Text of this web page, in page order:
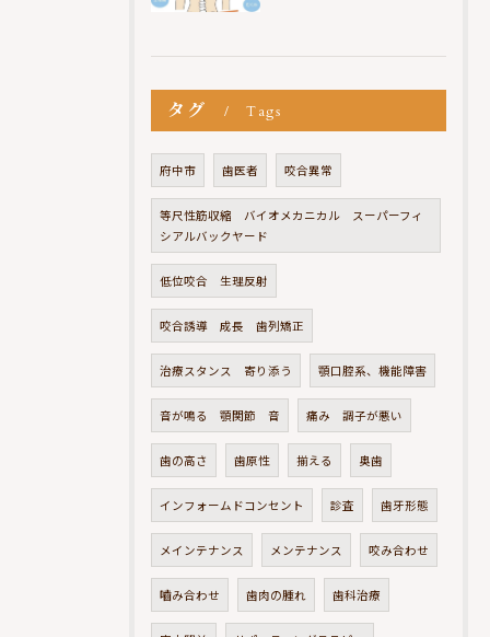
タグ Tags
府中市 歯医者 咬合異常
等尺性筋収縮 バイオメカニカル スーパーフィ
シアルバックヤード
低位咬合 生理反射
咬合誘導 成長 歯列矯正
治療スタンス 寄り添う 顎口腔系、機能障害
音が鳴る 顎関節 音 痛み 調子が悪い
歯の高さ 歯原性 揃える 奥歯
インフォームドコンセント 診査 歯牙形態
メインテナンス メンテナンス 咬み合わせ
嚙み合わせ 歯肉の腫れ 歯科治療